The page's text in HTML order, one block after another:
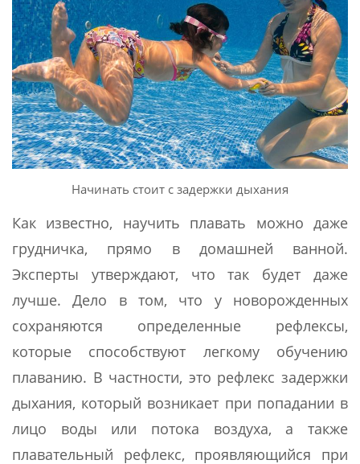
Начинать стоит с задержки дыхания
Как известно, научить плавать можно даже
грудничка, прямо в домашней ванной.
Эксперты утверждают, что так будет даже
лучше. Дело в том, что у новорожденных
сохраняются определенные рефлексы,
которые способствуют легкому обучению
плаванию. В частности, это рефлекс задержки
дыхания, который возникает при попадании в
лицо воды или потока воздуха, а также
плавательный рефлекс, проявляющийся при